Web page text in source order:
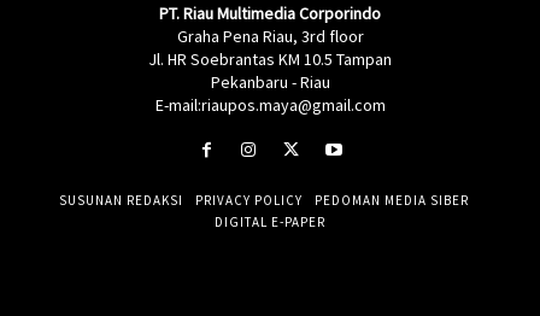
PT. Riau Multimedia Corporindo
Graha Pena Riau, 3rd floor
Jl. HR Soebrantas KM 10.5 Tampan
Pekanbaru - Riau
E-mail:riaupos.maya@gmail.com
SUSUNAN REDAKSI PRIVACY POLICY
PEDOMAN MEDIA SIBER
DIGITAL E-PAPER